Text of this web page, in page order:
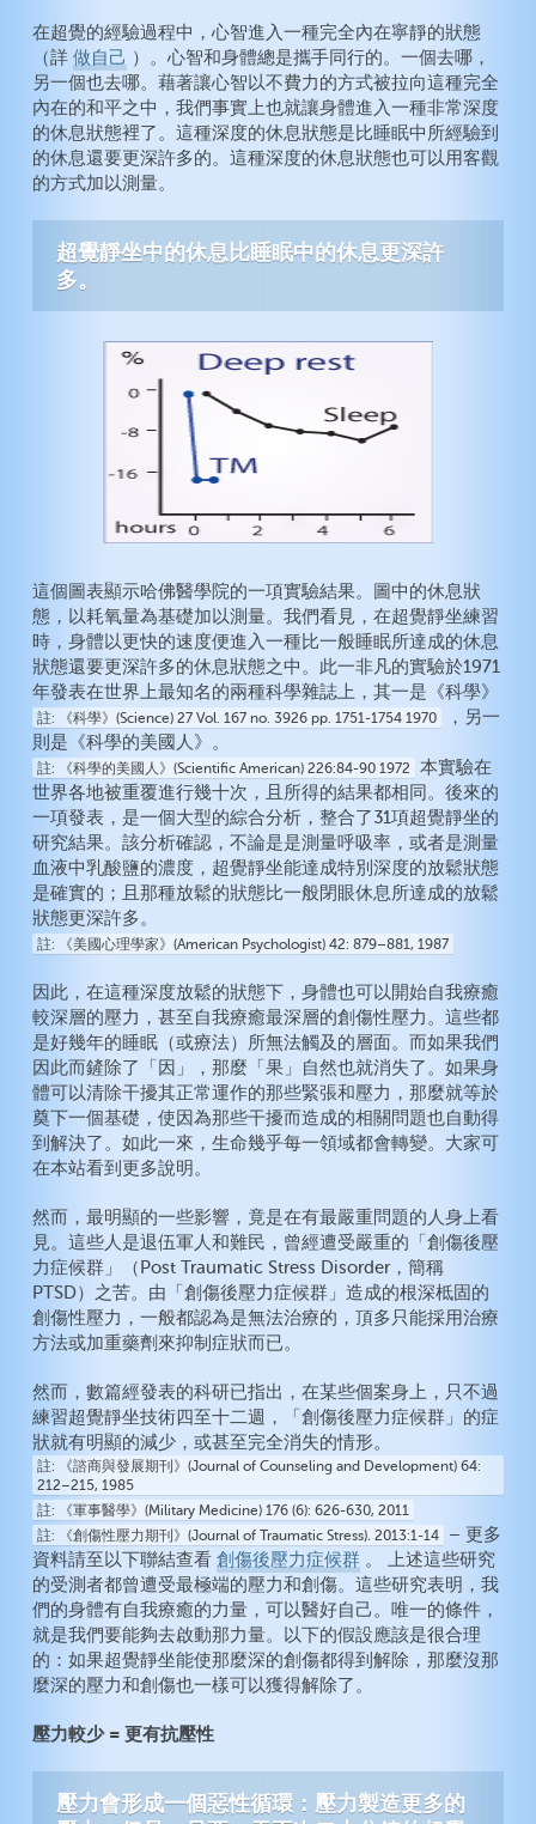
在超覺的經驗過程中，心智進入一種完全內在寧靜的狀態
（詳做自己 ）。心智和身體總是攜手同行的。一個去哪，
另一個也去哪。藉著讓心智以不費力的方式被拉向這種完全
內在的和平之中，我們事實上也就讓身體進入一種非常深度
的休息狀態裡了。這種深度的休息狀態是比睡眠中所經驗到
的休息還要更深許多的。這種深度的休息狀態也可以用客觀
的方式加以測量。
超覺靜坐中的休息比睡眠中的休息更深許
多。
這個圖表顯示哈佛醫學院的一項實驗結果。圖中的休息狀
態，以耗氧量為基礎加以測量。我們看見，在超覺靜坐練習
時，身體以更快的速度便進入一種比一般睡眠所達成的休息
狀態還要更深許多的休息狀態之中。此一非凡的實驗於1971
年發表在世界上最知名的兩種科學雜誌上，其一是《科學》
註 《科學》(Science) 27 Vol. 167 no. 3926 pp. 1751-1754 1970
，另一
則是《科學的美國人》。
註 《科學的美國人》(Scientific American) 226:84-90 1972
本實驗在
世界各地被重覆進行幾十次，且所得的結果都相同。後來的
一項發表，是一個大型的綜合分析，整合了31項超覺靜坐的
研究結果。該分析確認，不論是是測量呼吸率，或者是測量
血液中乳酸鹽的濃度，超覺靜坐能達成特別深度的放鬆狀態
是確實的；且那種放鬆的狀態比一般閉眼休息所達成的放鬆
狀態更深許多。
註 《美國心理學家》(American Psychologist) 42: 879–881, 1987
因此，在這種深度放鬆的狀態下，身體也可以開始自我療癒
較深層的壓力，甚至自我療癒最深層的創傷性壓力。這些都
是好幾年的睡眠（或療法）所無法觸及的層面。而如果我們
因此而鏟除了「因」，那麼「果」自然也就消失了。如果身
體可以清除干擾其正常運作的那些緊張和壓力，那麼就等於
奠下一個基礎，使因為那些干擾而造成的相關問題也自動得
到解決了。如此一來，生命幾乎每一領域都會轉變。大家可
在本站看到更多說明。
然而，最明顯的一些影響，竟是在有最嚴重問題的人身上看
見。這些人是退伍軍人和難民，曾經遭受嚴重的「創傷後壓
力症候群」（Post Traumatic Stress Disorder，簡稱
PTSD）之苦。由「創傷後壓力症候群」造成的根深柢固的
創傷性壓力，一般都認為是無法治療的，頂多只能採用治療
方法或加重藥劑來抑制症狀而已。
然而，數篇經發表的科研已指出，在某些個案身上，只不過
練習超覺靜坐技術四至十二週，「創傷後壓力症候群」的症
狀就有明顯的減少，或甚至完全消失的情形。
註
《諮商與發展期刊》(Journal of Counseling and Development) 64:
212–215, 1985
註
《軍事醫學》(Military Medicine) 176 (6): 626-630, 2011
註
《創傷性壓力期刊》(Journal of Traumatic Stress). 2013:1-14
– 更多
資料請至以下聯結查看創傷後壓力症候群 。 上述這些研究
的受測者都曾遭受最極端的壓力和創傷。這些研究表明，我
們的身體有自我療癒的力量，可以醫好自己。唯一的條件，
就是我們要能夠去啟動那力量。以下的假設應該是很合理
的：如果超覺靜坐能使那麼深的創傷都得到解除，那麼沒那
麼深的壓力和創傷也一樣可以獲得解除了。
壓力較少 = 更有抗壓性
壓力會形成一個惡性循環：壓力製造更多的